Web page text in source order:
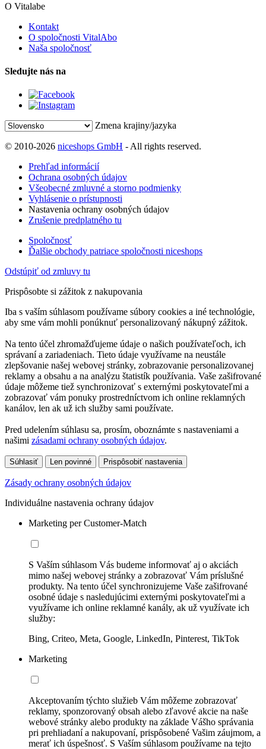
O Vitalabe
Kontakt
O spoločnosti VitalAbo
Naša spoločnosť
Sledujte nás na
Zmena krajiny/jazyka
© 2010-2026 niceshops GmbH - All rights reserved.
Prehľad informácií
Ochrana osobných údajov
Všeobecné zmluvné a storno podmienky
Vyhlásenie o prístupnosti
Nastavenia ochrany osobných údajov
Zrušenie predplatného tu
Spoločnosť
Ďalšie obchody patriace spoločnosti niceshops
Odstúpiť od zmluvy tu
Prispôsobte si zážitok z nakupovania
Iba s vaším súhlasom používame súbory cookies a iné technológie,
aby sme vám mohli ponúknuť personalizovaný nákupný zážitok.
Na tento účel zhromažďujeme údaje o našich používateľoch, ich
správaní a zariadeniach. Tieto údaje využívame na neustále
zlepšovanie našej webovej stránky, zobrazovanie personalizovanej
reklamy a obsahu a na analýzu štatistík používania. Vaše zašifrované
údaje môžeme tiež synchronizovať s externými poskytovateľmi a
zobrazovať vám ponuky prostredníctvom ich online reklamných
kanálov, len ak už ich služby sami používate.
Pred udelením súhlasu sa, prosím, oboznámte s nastaveniami a
našimi zásadami ochrany osobných údajov.
Súhlasiť Len povinné Prispôsobiť nastavenia
Zásady ochrany osobných údajov
Individuálne nastavenia ochrany údajov
Marketing per Customer-Match
S Vaším súhlasom Vás budeme informovať aj o akciách
mimo našej webovej stránky a zobrazovať Vám príslušné
produkty. Na tento účel synchronizujeme Vaše zašifrované
osobné údaje s nasledujúcimi externými poskytovateľmi a
využívame ich online reklamné kanály, ak už využívate ich
služby:
Bing, Criteo, Meta, Google, LinkedIn, Pinterest, TikTok
Marketing
Akceptovaním týchto služieb Vám môžeme zobrazovať
reklamy, sponzorovaný obsah alebo zľavové akcie na naše
webové stránky alebo produkty na základe Vášho správania
pri prehliadaní a nakupovaní, prispôsobené Vašim záujmom, a
merať ich úspešnosť. S Vaším súhlasom používame na tejto